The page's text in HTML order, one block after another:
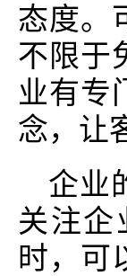
态度。
不限于
业有专
念，让
企业
关注企
时，可